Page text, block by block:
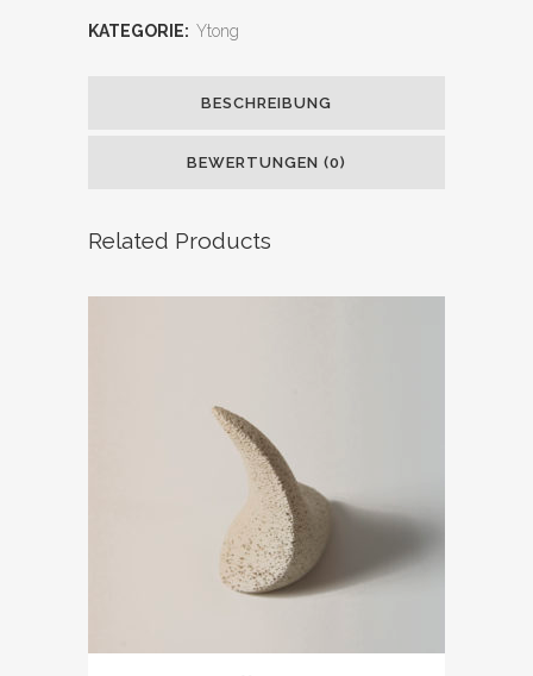
KATEGORIE: Ytong
BESCHREIBUNG
BEWERTUNGEN (0)
Related Products